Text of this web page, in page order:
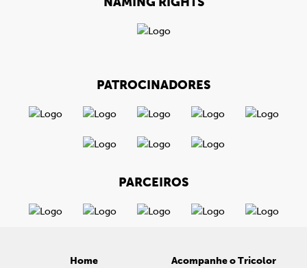
PATROCINADORES
PARCEIROS
Home
Acompanhe o Tricolor